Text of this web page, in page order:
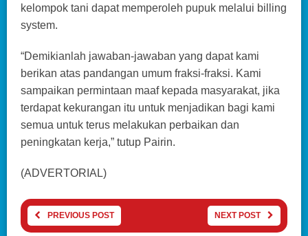
kelompok tani dapat memperoleh pupuk melalui billing
system.
“Demikianlah jawaban-jawaban yang dapat kami
berikan atas pandangan umum fraksi-fraksi. Kami
sampaikan permintaan maaf kepada masyarakat, jika
terdapat kekurangan itu untuk menjadikan bagi kami
semua untuk terus melakukan perbaikan dan
peningkatan kerja,” tutup Pairin.
(ADVERTORIAL)
PREVIOUS POST NEXT POST